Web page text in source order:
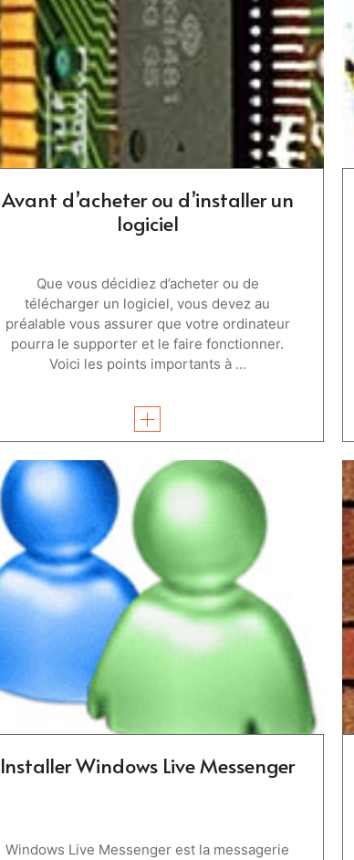
Avant d’acheter ou d’installer un
logiciel
Que vous décidiez d’acheter ou de
télécharger un logiciel, vous devez au
préalable vous assurer que votre ordinateur
pourra le supporter et le faire fonctionner.
Voici les points importants à ...
Installer Windows Live Messenger
Windows Live Messenger est la messagerie